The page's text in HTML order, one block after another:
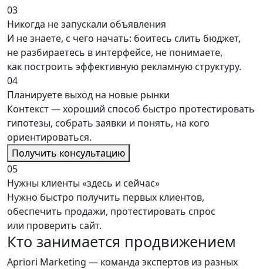
03
Никогда не запускали объявления
И не знаете, с чего начать: боитесь слить бюджет,
не разбираетесь в интерфейсе, не понимаете,
как построить эффективную рекламную структуру.
04
Планируете выход на новые рынки
Контекст — хороший способ быстро протестировать
гипотезы, собрать заявки и понять, на кого
ориентироваться.
Получить консультацию
05
Нужны клиенты «здесь и сейчас»
Нужно быстро получить первых клиентов,
обеспечить продажи, протестировать спрос
или проверить сайт.
Кто занимается продвижением
Apriori Marketing — команда экспертов из разных